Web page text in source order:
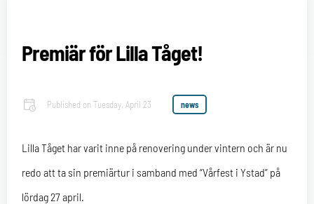
Premiär för Lilla Tåget!
Published on Tuesday, April 23 news
Lilla Tåget har varit inne på renovering under vintern och är nu
redo att ta sin premiärtur i samband med “Vårfest i Ystad” på
lördag 27 april.